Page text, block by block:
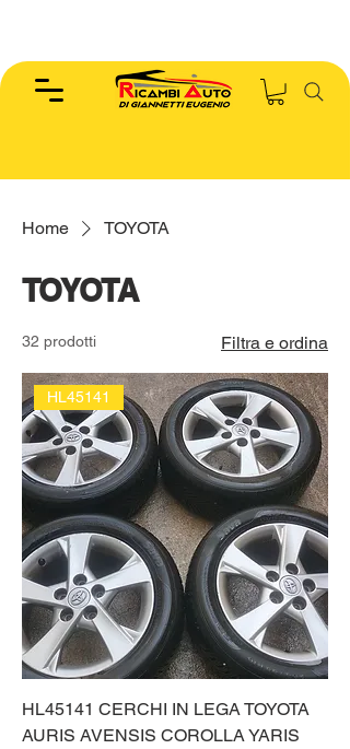
Home TOYOTA
TOYOTA
32 prodotti Filtra e ordina
HL45141
HL45141 CERCHI IN LEGA TOYOTA
AURIS AVENSIS COROLLA YARIS